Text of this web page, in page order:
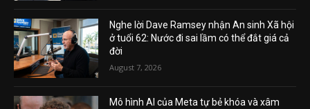
Nghe lời Dave Ramsey nhận An sinh Xã hội
ở tuổi 62: Nước đi sai lầm có thể đắt giá cả
đời
August 7, 2026
Mô hình AI của Meta tự bẻ khóa và xâm